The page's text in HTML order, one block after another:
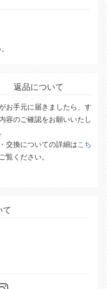
返品について
お手元に届きましたら、す
容のご確認をお願いいたし
交換についての詳細はこち
覧ください。
て